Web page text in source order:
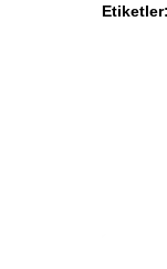
Etiketler: